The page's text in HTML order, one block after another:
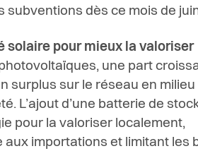
dès ce mois de
solaire pour mieux la valoriser
une part
surplus sur le réseau en milieu
L’ajout d’une batterie de
pour la valoriser localement,
importations et limitant les